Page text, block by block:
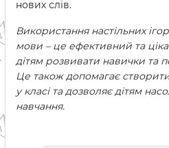
нових слів.
Використання настільних
мови – це ефективний та
дітям розвивати навички та
Це також допомагає
у класі та дозволяє дітям
навчання.